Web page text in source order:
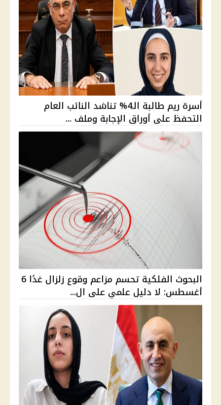
أسرة ريم طالبة الـ4% تناشد النائب العام
التحفظ على أوراق الإجابة وملف ...
البحوث الفلكية تحسم مزاعم وقوع زلزال غدًا 6
أغسطس: لا دليل علمي على ال...